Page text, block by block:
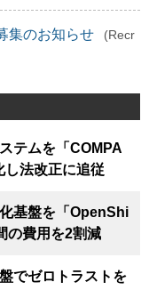
集のお知らせ
(Recr
テムを「COMPA
し法改正に追従
基盤を「OpenShi
の費用を2割減
でゼロトラストを